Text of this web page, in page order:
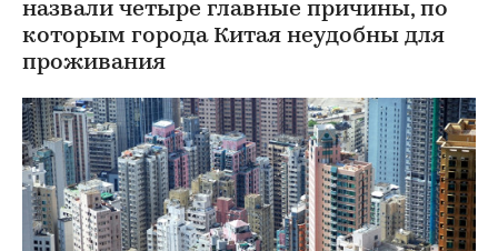
назвали четыре главные причины, по
которым города Китая неудобны для
проживания